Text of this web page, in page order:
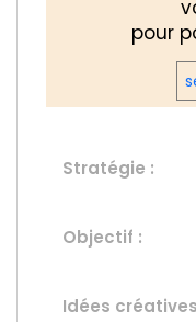
pour
Stratégie :
Objectif :
Idées